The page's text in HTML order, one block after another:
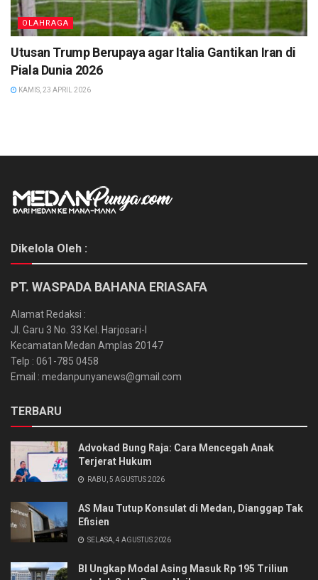
OLAHRAGA
Utusan Trump Berupaya agar Italia Gantikan Iran di
Piala Dunia 2026
KAMIS, 23 APRIL 2026
Dikelola Oleh :
PT. WASPADA BAHANA ERIASAFA
Alamat Redaksi :
Jl. Garu 3 No. 33 Kel. Harjosari-I
Kecamatan Medan Amplas 20147
Telp : 061-785 0458
Email : medanpunyanews@gmail.com
TERBARU
Advokad Bung Raja: Cara Mencegah Anak
Terjerat Hukum
RABU, 5 AGUSTUS 2026
AS Mau Tutup Konsulat di Medan, Dianggap Tak
Efisien
SELASA, 4 AGUSTUS 2026
BI Ungkap Modal Asing Masuk Rp 195 Triliun